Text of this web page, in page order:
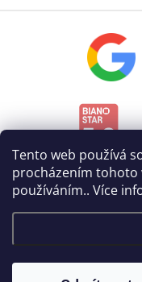
Tento web používá
procházením tohoto
používáním.. Více
Copyright 2026